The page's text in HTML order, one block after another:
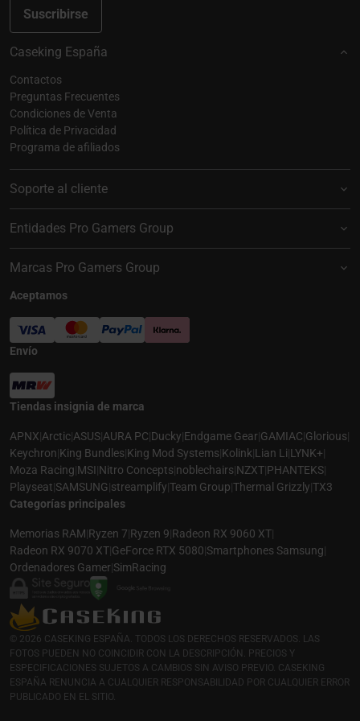
Suscribirse
Caseking España
Contactos
Preguntas Frecuentes
Condiciones de Venta
Política de Privacidad
Programa de afiliados
Soporte al cliente
Entidades Pro Gamers Group
Marcas Pro Gamers Group
Aceptamos
Envío
Tiendas insignia de marca
APNX|Arctic|ASUS|AURA PC|Ducky|Endgame Gear|GAMIAC|Glorious|
Keychron|King Bundles|King Mod Systems|Kolink|Lian Li|LYNK+|
Moza Racing|MSI|Nitro Concepts|noblechairs|NZXT|PHANTEKS|
Playseat|SAMSUNG|streamplify|Team Group|Thermal Grizzly|TX3
Categorías principales
Memorias RAM|Ryzen 7|Ryzen 9|Radeon RX 9060 XT|
Radeon RX 9070 XT|GeForce RTX 5080|Smartphones Samsung|
Ordenadores Gamer|SimRacing
© 2026 CASEKING ESPAÑA. TODOS LOS DERECHOS RESERVADOS. LAS
FOTOS PUEDEN NO COINCIDIR CON LA DESCRIPCIÓN. PRECIOS Y
ESPECIFICACIONES SUJETOS A CAMBIOS SIN AVISO PREVIO. CASEKING
ESPAÑA RENUNCIA A CUALQUIER RESPONSABILIDAD POR CUALQUIER ERROR
PUBLICADO EN EL SITIO.